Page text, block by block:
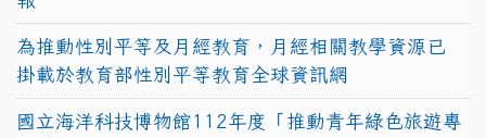
為推動性別平等及月經教育，月經相關教學資源已
掛載於教育部性別平等教育全球資訊網
國立海洋科技博物館112年度「推動青年綠色旅遊專